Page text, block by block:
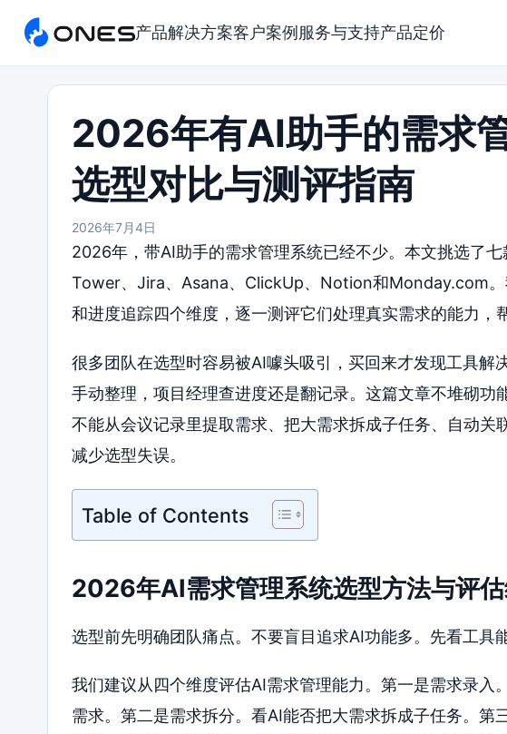
产品解决方案客户案例 服务与支持产品定价
2026年有AI助手的需求
选型对比与测评指南
2026年7月4日
2026年，带AI助手的需求管理系统已经不少。本文挑选了七
Tower、Jira、Asana、ClickUp、Notion和Monday.com。
和进度追踪四个维度，逐一测评它们处理真实需求的能力，
很多团队在选型时容易被AI噱头吸引，买回来才发现工具解
手动整理，项目经理查进度还是翻记录。这篇文章不堆砌功
不能从会议记录里提取需求、把大需求拆成子任务、自动关
减少选型失误。
Table of Contents
2026年AI需求管理系统选型方法与评
选型前先明确团队痛点。不要盲目追求AI功能多。先看工具
我们建议从四个维度评估AI需求管理能力。第一是需求录入
需求。第二是需求拆分。看AI能否把大需求拆成子任务。第